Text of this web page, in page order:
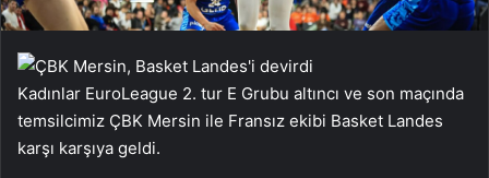
Kadınlar EuroLeague 2. tur E Grubu altıncı ve son maçında
temsilcimiz ÇBK Mersin ile Fransız ekibi Basket Landes
karşı karşıya geldi.